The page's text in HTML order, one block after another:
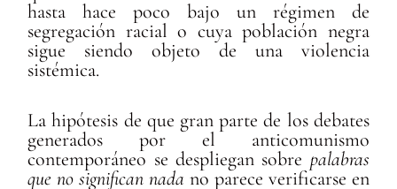
hasta hace poco bajo un régimen de
segregación racial o cuya población negra
sigue siendo objeto de una violencia
sistémica.
La hipótesis de que gran parte de los debates
generados por el anticomunismo
contemporáneo se despliegan sobre palabras
que no significan nada no parece verificarse en